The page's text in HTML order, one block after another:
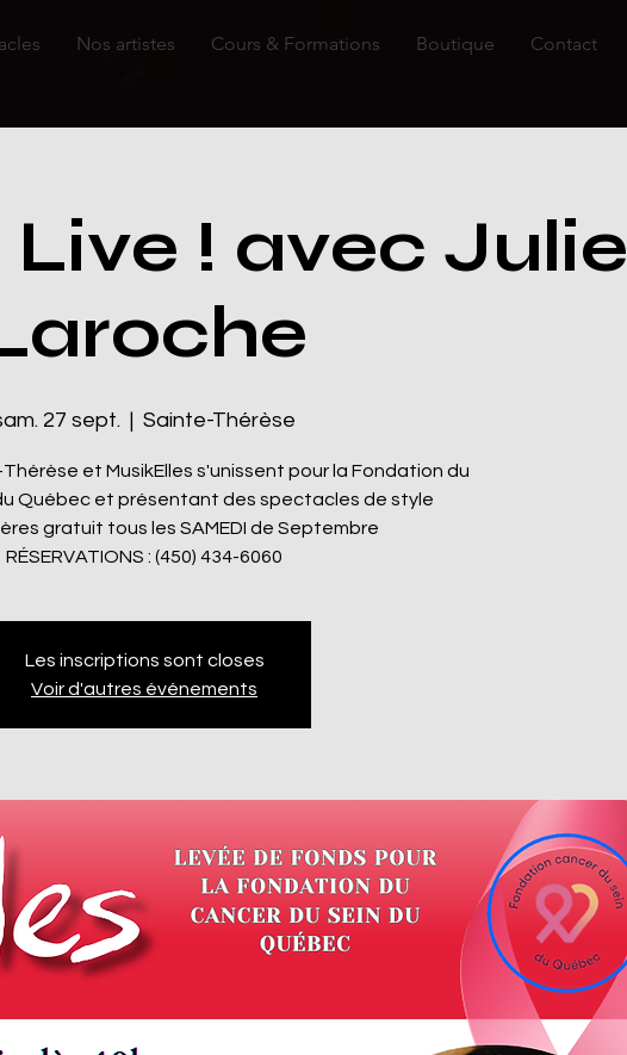
Nos artistes Cours & Formations Boutique Contact
! avec Julie
27 sept.
  |
Sainte-Thérèse
et MusikElles s'unissent pour la Fondation du
Québec et présentant des spectacles de style
gratuit tous les SAMEDI de Septembre
RÉSERVATIONS : (450) 434-6060
Les inscriptions sont closes
Voir d'autres événements